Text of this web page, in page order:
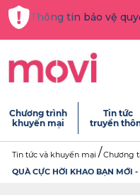
Thông tin bảo vệ
Chương trình
khuyến mại
Tin tức
truyền
Tin tức và khuyến mại
Chương
QUÀ CỰC HỜI KHAO BẠN MỚI